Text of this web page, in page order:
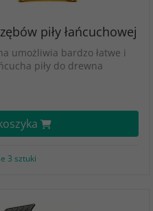
piły łańcuchowej
umożliwia bardzo łatwe i
piły do ​​drewna
3 sztuki